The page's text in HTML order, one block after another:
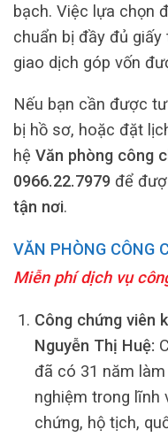
bạch. Việc lựa chọn
chuẩn bị đầy đủ
giao dịch góp vốn
Nếu bạn cần được
bị hồ sơ, hoặc đặt
hệ Văn phòng công
0966.22.7979 để
tận nơi.
VĂN PHÒNG CÔNG
Miễn phí dịch vụ
Công chứng viên
Nguyễn Thị Huệ:
đã có 31 năm
nghiệm trong lĩnh
chứng, hộ tịch,